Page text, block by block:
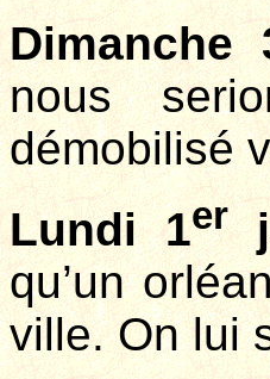
Dimanche
nous
démobilisé
Lundi 1er
qu’un
ville. On lui